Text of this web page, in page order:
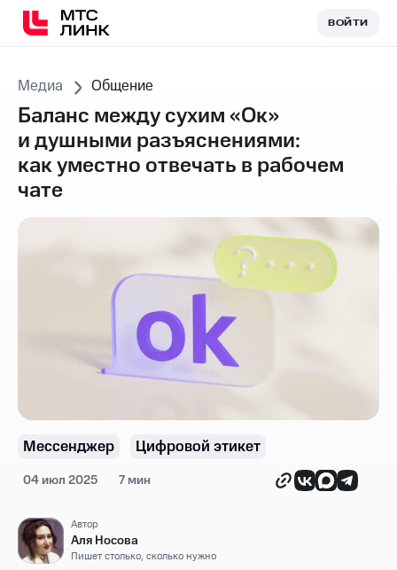
ВОЙТИВОЙТИ
Медиа Общение
Баланс между сухим «Ок»
и душными разъяснениями:
как уместно отвечать в рабочем
чате
Мессенджер Цифровой этикет
04 июл 2025 7 мин
Автор
Аля Носова
Пишет столько, сколько нужно